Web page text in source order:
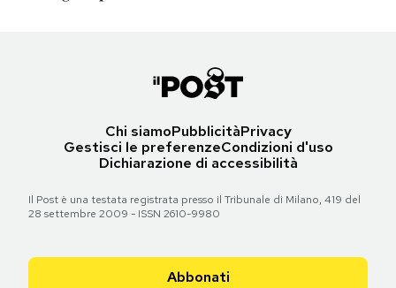
Chi siamoPubblicitàPrivacy
Gestisci le preferenzeCondizioni d'uso
Dichiarazione di accessibilità
Il Post è una testata registrata presso il Tribunale di Milano, 419 del
28 settembre 2009 - ISSN 2610-9980
Abbonati